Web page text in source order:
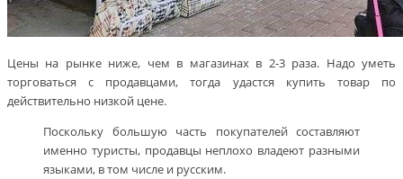
Цены на рынке ниже, чем в магазинах в 2-3 раза. Надо уметь
торговаться с продавцами, тогда удастся купить товар по
действительно низкой цене.
Поскольку большую часть покупателей составляют
именно туристы, продавцы неплохо владеют разными
языками, в том числе и русским.